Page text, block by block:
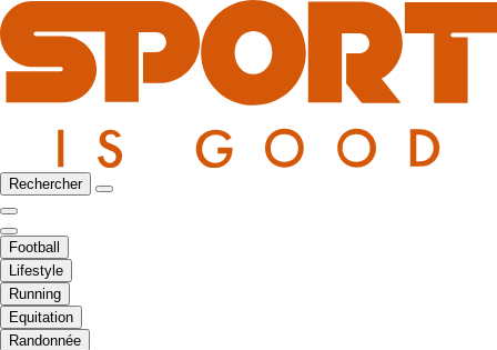
Rechercher
Football
Lifestyle
Running
Equitation
Randonnée